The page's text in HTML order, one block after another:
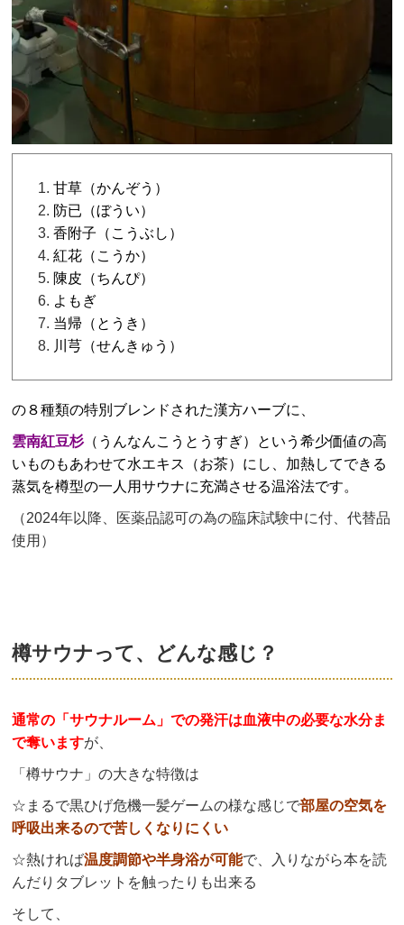
甘草（かんぞう）
防已（ぼうい）
香附子（こうぶし）
紅花（こうか）
陳皮（ちんぴ）
よもぎ
当帰（とうき）
川芎（せんきゅう）
の８種類の特別ブレンドされた漢方ハーブに、
雲南紅豆杉（うんなんこうとうすぎ）という希少価値の高
いものもあわせて水エキス（お茶）にし、加熱してできる
蒸気を樽型の一人用サウナに充満させる温浴法です。
（2024年以降、医薬品認可の為の臨床試験中に付、代替品
使用）
樽サウナって、どんな感じ？
通常の「サウナルーム」での発汗は血液中の必要な水分ま
で奪いますが、
「樽サウナ」の大きな特徴は
☆まるで黒ひげ危機一髪ゲームの様な感じで部屋の空気を
呼吸出来るので苦しくなりにくい
☆熱ければ温度調節や半身浴が可能で、入りながら本を読
んだりタブレットを触ったりも出来る
そして、